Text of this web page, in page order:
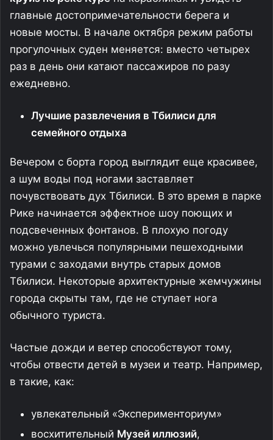
главные достопримечательности берега и
новые мосты. В начале октября режим работы
прогулочных суден меняется: вместо четырех
раз в день они катают пассажиров по разу
ежедневно.
Лучшие развлечения в Тбилиси для
семейного отдыха
Вечером с борта город выглядит еще красивее,
а шум воды под ногами заставляет
почувствовать дух Тбилиси. В это время в парке
Рике начинается эффектное шоу поющих и
подсвеченных фонтанов. В плохую погоду
можно увлечься популярными пешеходными
турами с заходами внутрь старых домов
Тбилиси. Некоторые архитектурные жемчужины
города скрыты там, где не ступает нога
обычного туриста.
Частые дожди и ветер способствуют тому,
чтобы отвести детей в музеи и театр. Например,
в такие, как:
увлекательный «Эксперименториум»
восхитительный Музей иллюзий,